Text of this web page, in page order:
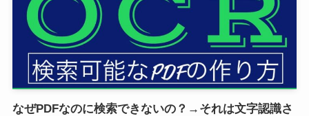
なぜPDFなのに検索できないの？→それは文字認識さ